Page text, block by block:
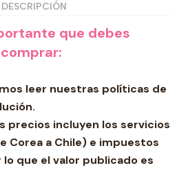
DESCRIPCIÓN
que debes
leer nuestras políticas de
precios incluyen los servicios
Corea a Chile) e impuestos
lo que el valor publicado es